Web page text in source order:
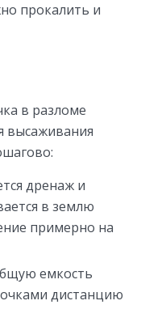
прокалить и
в разломе
высаживания
дренаж и
в землю
примерно на
емкость
дистанцию